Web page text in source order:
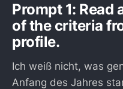
Prompt 1: Read
of the criteria
profile.
Ich weiß nicht, was
Anfang des Jahres